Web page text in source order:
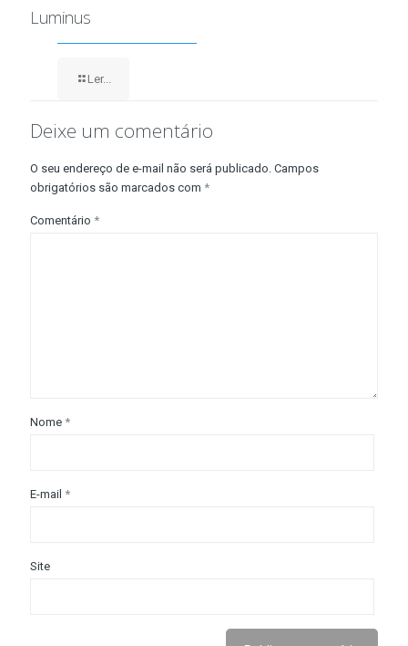
Luminus
Ler...
Deixe um comentário
O seu endereço de e-mail não será publicado. Campos
obrigatórios são marcados com *
Comentário *
Nome *
E-mail *
Site